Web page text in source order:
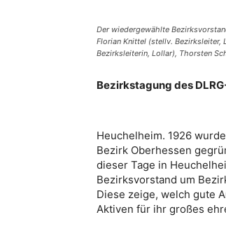
Der wiedergewählte
Florian Knittel (stellv. Bezirksleiter,
Bezirksleiterin, Lollar), Thorsten
Bezirkstagung des
Heuchelheim. 1926
Bezirk Oberhessen
dieser Tage in
Bezirksvorstand um
Diese zeige, welch gute
Aktiven für ihr großes